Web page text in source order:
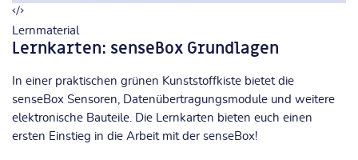
Lernmaterial
Lernkarten: senseBox Grundlagen
In einer praktischen grünen Kunststoffkiste bietet die
senseBox Sensoren, Datenübertragungsmodule und weitere
elektronische Bauteile. Die Lernkarten bieten euch einen
ersten Einstieg in die Arbeit mit der senseBox!